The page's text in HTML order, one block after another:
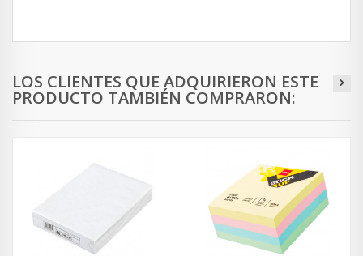
LOS CLIENTES QUE ADQUIRIERON ESTE
PRODUCTO TAMBIÉN COMPRARON: